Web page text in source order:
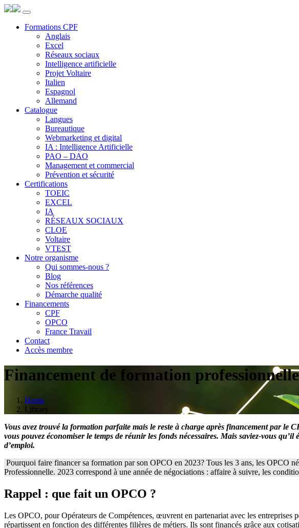
Formations CPF
Anglais
Excel
Réseaux sociaux
Intelligence artificielle
Projet Voltaire
Italien
Espagnol
Allemand
Catalogue
Langues
Bureautique
Webmarketing et digital
IA : Intelligence Artificielle
PAO – DAO
Management et commercial
Prévention et sécurité
Certifications
TOEIC
EXCEL
IA
RÉSEAUX SOCIAUX
CLOE
Voltaire
VTEST
Notre organisme
Qui sommes-nous ?
Blog
Nos références
Démarche qualité
Financements
CPF
OPCO
France Travail
Contact
Accès membre
Financement de formation
Home
Library
Vous avez trouvé la formation parfaite mais le reste à charge après financement par le
vous pouvez économiser le temps de réunir les fonds nécessaires. Mais saviez-vous
d’emploi.
Pourquoi faire financer sa formation par son OPCO en 2023? Tous les 3 ans, les OPCO
Professionnelle. 2023 correspond à une année de négociations : affaire à suivre, les
Rappel : que fait un OPCO ?
Les OPCO, pour Opérateurs de Compétences, œuvrent en partenariat avec les
répartissent en fonction des différentes filières de métiers. Ils sont financés grâce aux
Panneau de gestion des cookies